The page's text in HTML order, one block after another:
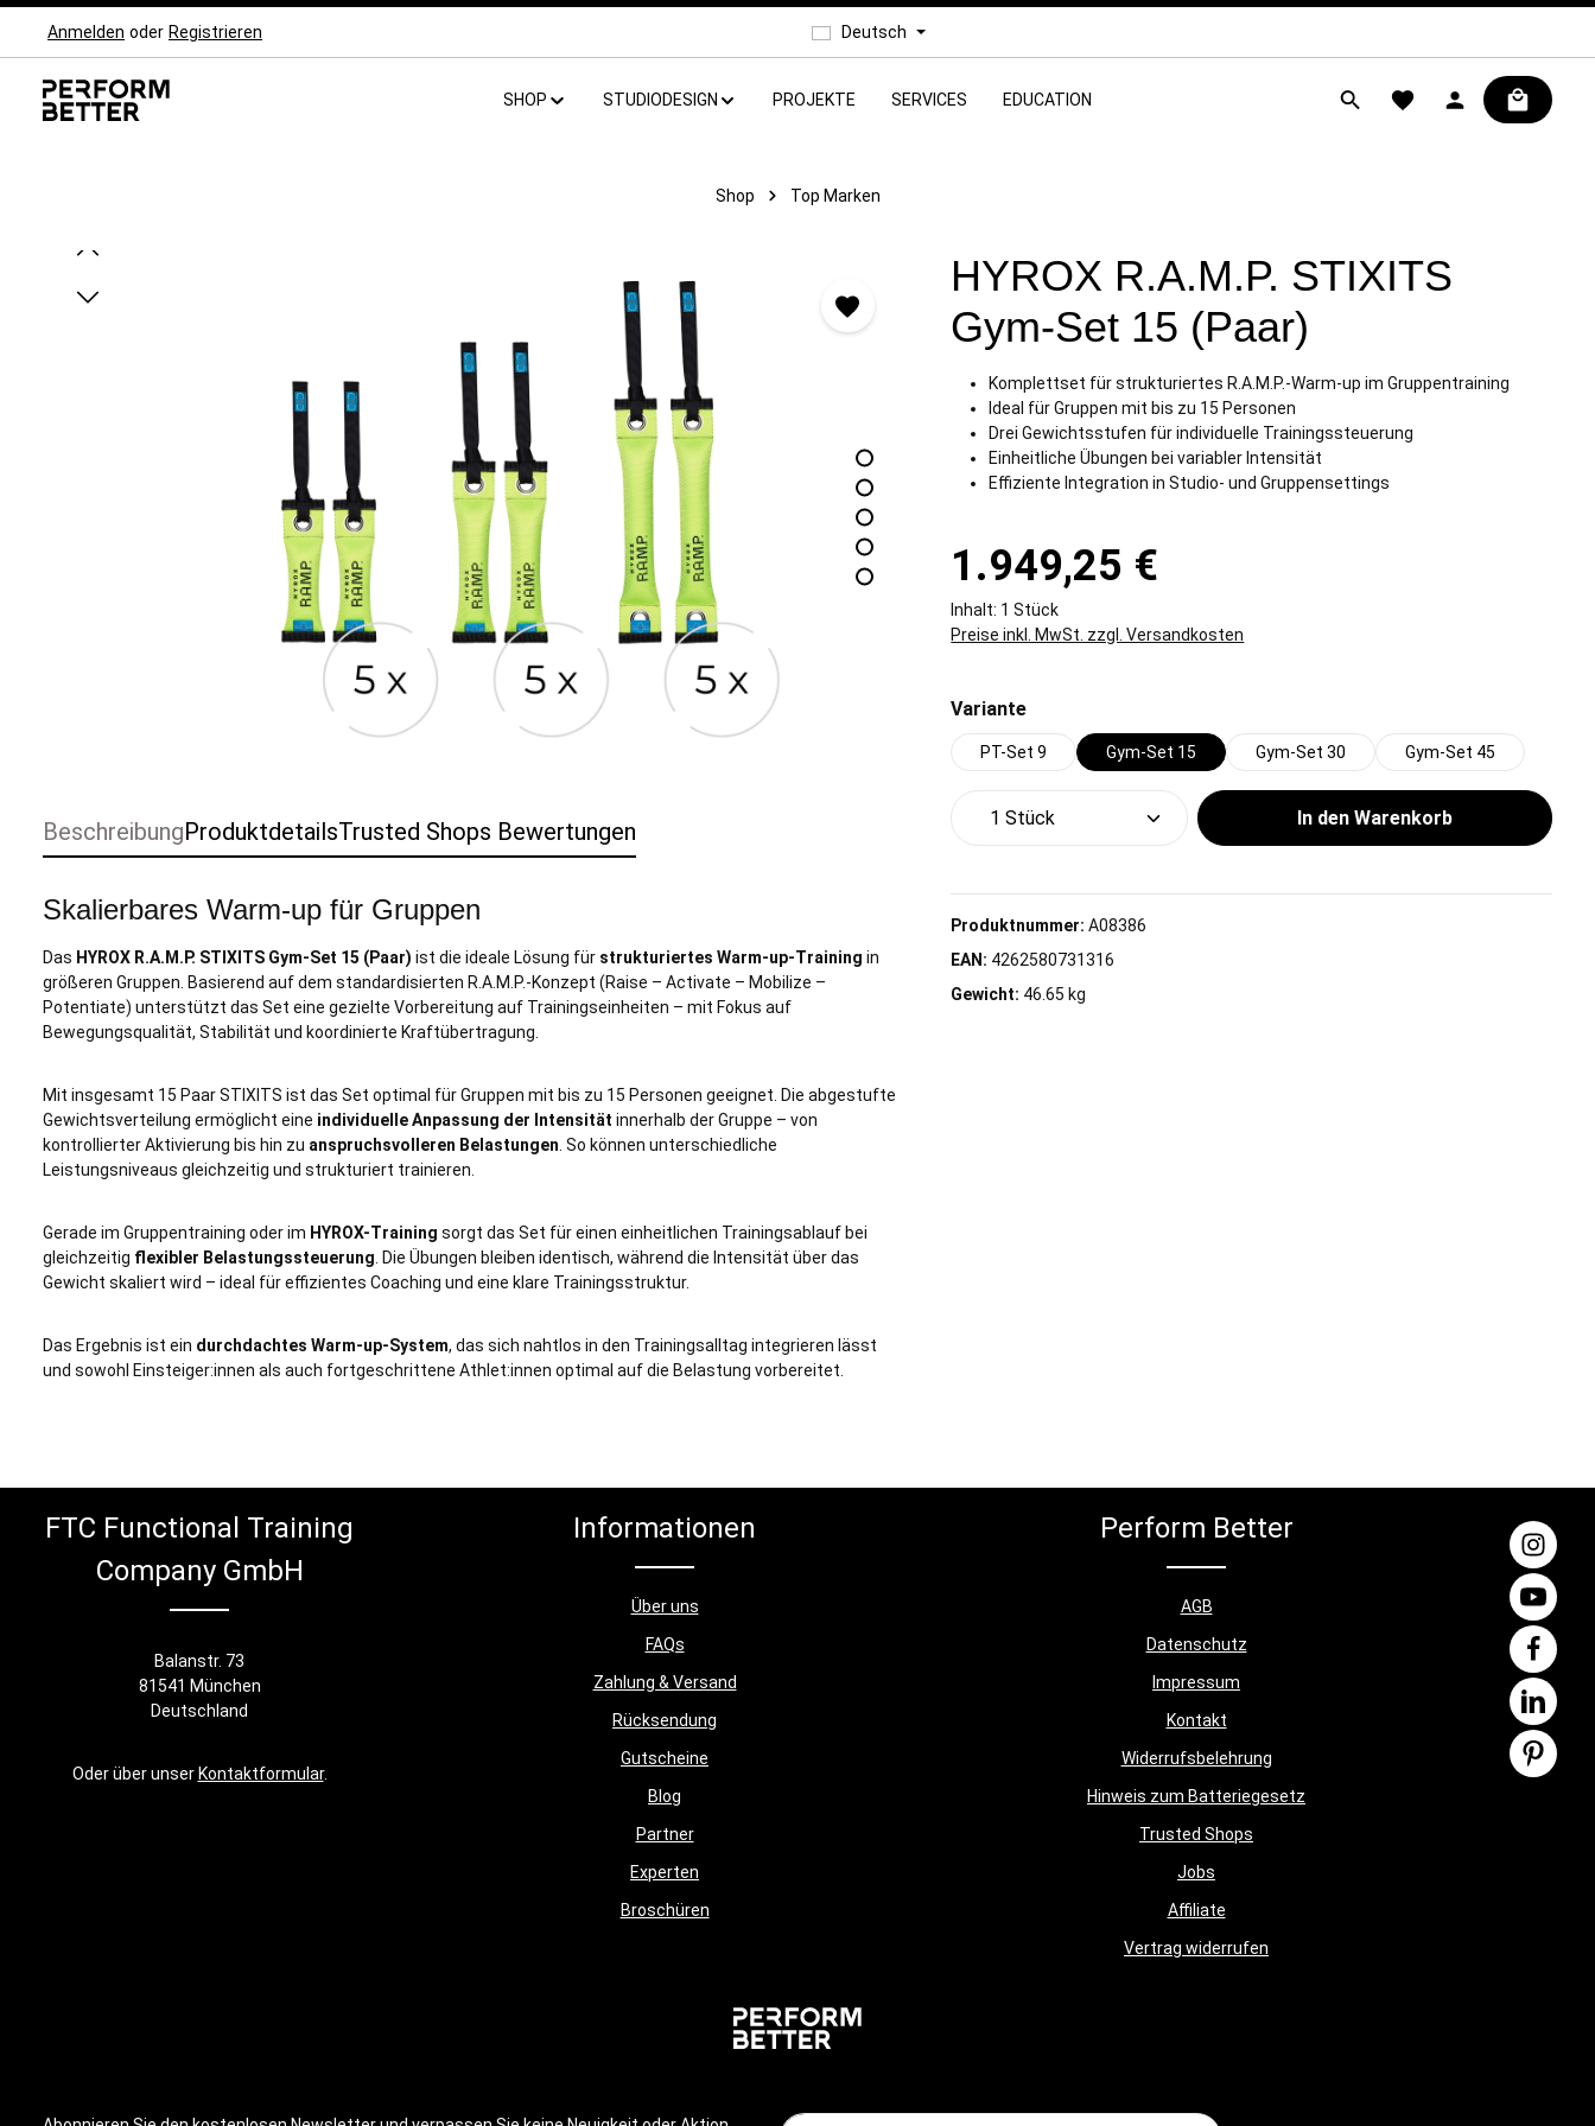
Hauptnavigation springen
Anmelden oder Registrieren Deutsch
SHOP STUDIODESIGN PROJEKTE SERVICES EDUCATION
Shop Top Marken
Bildergalerie überspringen
HYROX R.A.M.P. STIXITS
Gym-Set 15 (Paar)
Komplettset für strukturiertes R.A.M.P.-Warm-up im Gruppentraining
Ideal für Gruppen mit bis zu 15 Personen
Drei Gewichtsstufen für individuelle Trainingssteuerung
Einheitliche Übungen bei variabler Intensität
Effiziente Integration in Studio- und Gruppensettings
1.949,25 €
Inhalt: 1 Stück
Preise inkl. MwSt. zzgl. Versandkosten
Varianteauswählen
PT-Set 9 Gym-Set 15 Gym-Set 30 Gym-Set 45
Produkt Anzahl: Gib den gewünschten Wert ein
In den Warenkorb
Produktnummer:A08386
EAN: 4262580731316
Gewicht: 46.65 kg
BeschreibungProduktdetailsTrusted Shops Bewertungen
Skalierbares Warm-up für Gruppen
Das HYROX R.A.M.P. STIXITS Gym-Set 15 (Paar) ist die ideale Lösung für strukturiertes Warm-up-Training in
größeren Gruppen. Basierend auf dem standardisierten R.A.M.P.-Konzept (Raise – Activate – Mobilize –
Potentiate) unterstützt das Set eine gezielte Vorbereitung auf Trainingseinheiten – mit Fokus auf
Bewegungsqualität, Stabilität und koordinierte Kraftübertragung.
Mit insgesamt 15 Paar STIXITS ist das Set optimal für Gruppen mit bis zu 15 Personen geeignet. Die abgestufte
Gewichtsverteilung ermöglicht eine individuelle Anpassung der Intensität innerhalb der Gruppe – von
kontrollierter Aktivierung bis hin zu anspruchsvolleren Belastungen . So können unterschiedliche
Leistungsniveaus gleichzeitig und strukturiert trainieren.
Gerade im Gruppentraining oder im HYROX-Training sorgt das Set für einen einheitlichen Trainingsablauf bei
gleichzeitig flexibler Belastungssteuerung . Die Übungen bleiben identisch, während die Intensität über das
Gewicht skaliert wird – ideal für effizientes Coaching und eine klare Trainingsstruktur.
Das Ergebnis ist ein durchdachtes Warm-up-System, das sich nahtlos in den Trainingsalltag integrieren lässt
und sowohl Einsteiger:innen als auch fortgeschrittene Athlet:innen optimal auf die Belastung vorbereitet.
FTC Functional Training
Company GmbH
Balanstr. 73
81541 München
Deutschland
Oder über unser Kontaktformular.
Informationen
Über uns
FAQs
Zahlung & Versand
Rücksendung
Gutscheine
Blog
Partner
Experten
Broschüren
Perform Better
AGB
Datenschutz
Impressum
Kontakt
Widerrufsbelehrung
Hinweis zum Batteriegesetz
Trusted Shops
Jobs
Affiliate
Vertrag widerrufen